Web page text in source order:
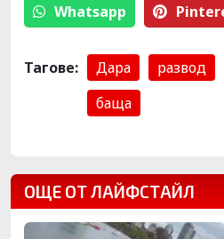
Whatsapp
Тагове: Дара развод
баща
ОЩЕ ОТ ЛАЙФСТАЙЛ